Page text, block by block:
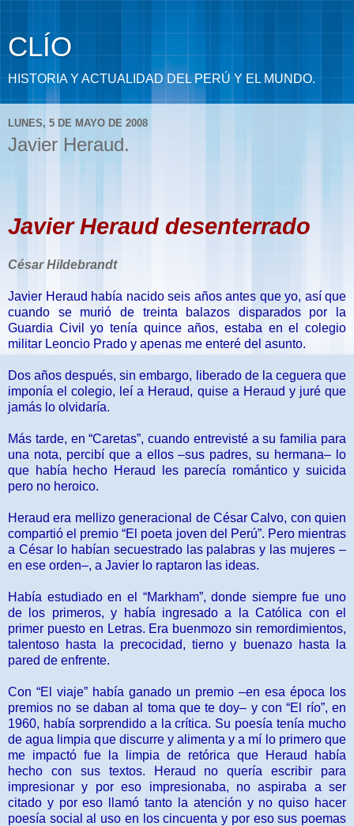
CLÍO
HISTORIA Y ACTUALIDAD DEL PERÚ Y EL MUNDO.
LUNES, 5 DE MAYO DE 2008
Javier Heraud.
Javier Heraud desenterrado
César Hildebrandt
Javier Heraud había nacido seis años antes que yo, así que
cuando se murió de treinta balazos disparados por la
Guardia Civil yo tenía quince años, estaba en el colegio
militar Leoncio Prado y apenas me enteré del ­asunto.
Dos años después, sin embargo, liberado de la ceguera que
imponía el colegio, leí a Heraud, quise a Heraud y juré que
jamás lo olvidaría.
Más tarde, en “Caretas”, cuando entrevisté a su familia para
una nota, percibí que a ellos –sus padres, su hermana– lo
que había hecho Heraud les parecía romántico y suicida
pero no heroico.
Heraud era mellizo generacional de César Calvo, con quien
compartió el premio “El poeta joven del Perú”. Pero mientras
a César lo habían secuestrado las palabras y las mujeres –
en ese orden–, a Javier lo raptaron las ideas.
Había estudiado en el “Markham”, donde siempre fue uno
de los primeros, y había ingresado a la Católica con el
primer puesto en Letras. Era buenmozo sin remordimientos,
talentoso hasta la precocidad, tierno y buenazo hasta la
pared de enfrente.
Con “El viaje” había ganado un premio –en esa época los
premios no se daban al toma que te doy– y con “El río”, en
1960, había sorprendido a la crítica. Su poesía tenía mucho
de agua limpia que discurre y ­alimenta y a mí lo primero que
me impactó fue la limpia de retórica que Heraud había
hecho con sus textos. Heraud no quería escribir para
impresionar y por eso impresionaba, no aspiraba a ser
citado y por eso llamó tanto la atención y no quiso hacer
poesía social al uso en los cincuenta y por eso sus poemas